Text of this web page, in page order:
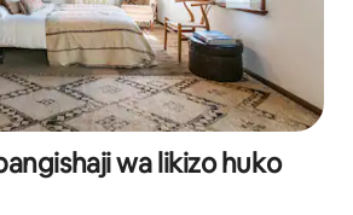
wa likizo huko